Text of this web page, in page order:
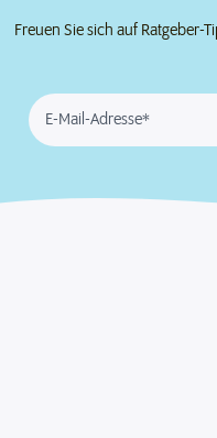
Freuen Sie sich auf Ratgeber-
E-Mail-Adresse*